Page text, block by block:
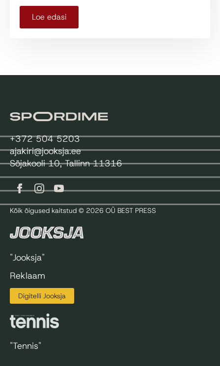
Loe edasi
+372 504 5203
ajakiri@jooksja.ee
Sõjakooli 10, Tallinn 11316
Kõik õigused kaitstud © 2026 OÜ BEST PRESS
"Jooksja"
Reklaam
Digitelli Jooksja
"Tennis"